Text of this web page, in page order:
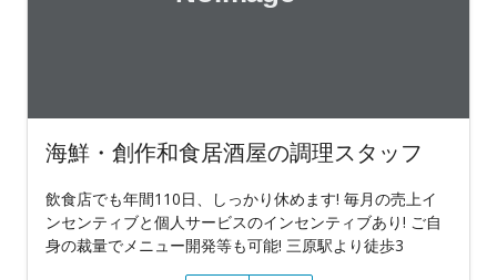
海鮮・創作和食居酒屋の調理スタッフ
飲食店でも年間110日、しっかり休めます! 毎月の売上イ
ンセンティブと個人サービスのインセンティブあり! ご自
身の裁量でメニュー開発等も可能! 三原駅より徒歩3